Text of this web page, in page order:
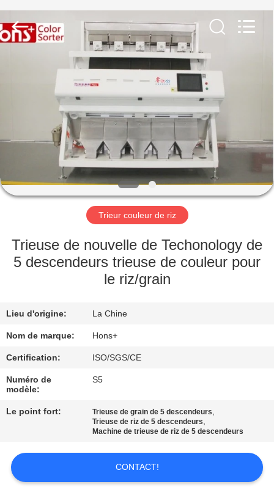
MAISON
PRODUITS
AU
DE
NOUS
VISITE
D'USINE
DE
QUALITÉ
CONTACTEZ-
NOUS
DEMANDEZ
UNE
CITATION
High-
tech
Co.,Ltd.
All
Trieur couleur de riz
Trieuse de nouvelle de Techonology de
5 descendeurs trieuse de couleur pour
le riz/grain
Lieu d'origine: La Chine
Nom de marque: Hons+
Certification: ISO/SGS/CE
Numéro de
modèle:
S5
Le point fort: Trieuse de grain de 5 descendeurs,
Trieuse de riz de 5 descendeurs,
Machine de trieuse de riz de 5 descendeurs
CONTACT!